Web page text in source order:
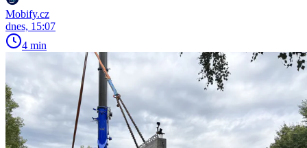
Mobify.cz
dnes, 15:07
4 min